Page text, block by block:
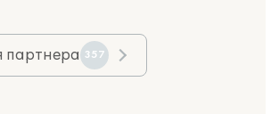
партнера 357